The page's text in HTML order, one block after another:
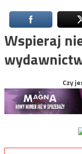
Wspieraj
Czy